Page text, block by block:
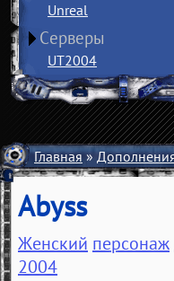
Unreal
Серверы
UT2004
Главная»
Abyss
Женский персонаж
2004